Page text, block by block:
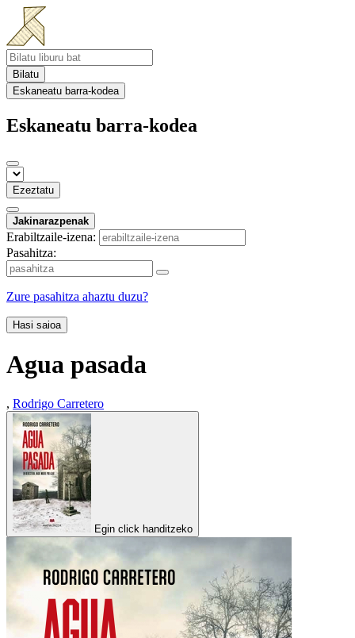
Bilatu
Eskaneatu barra-kodea
Eskaneatu barra-kodea
Ezeztatu
Jakinarazpenak
Erabiltzaile-izena:
Pasahitza:
Zure pasahitza ahaztu duzu?
Hasi saioa
Agua pasada
, Rodrigo Carretero
Egin click handitzeko